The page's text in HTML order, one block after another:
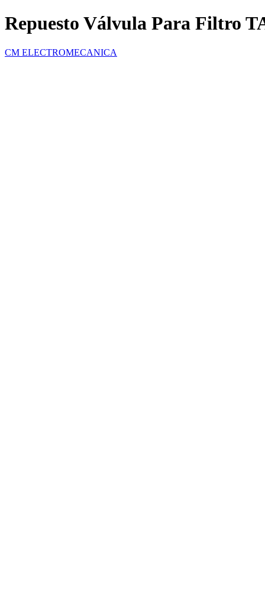
Repuesto Válvula Para Filtro
CM ELECTROMECANICA